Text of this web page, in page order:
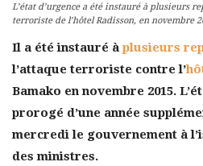
L’état d’urgence a été instauré à plusieurs
terroriste de l’hôtel Radisson, en novembre
Il a été instauré à plusieurs
l’attaque terroriste contre l’
Bamako en novembre 2015.
prorogé d’une année
mercredi le gouvernement à
des ministres.